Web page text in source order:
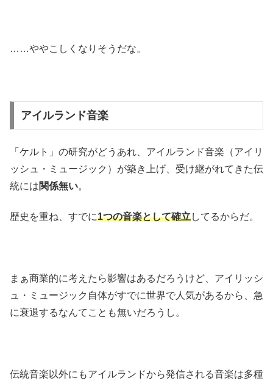
……ややこしくなりそうだな。
アイルランド音楽
「ケルト」の研究がどうあれ、アイルランド音楽（アイリ
ッシュ・ミュージック）が築き上げ、受け継がれてきた伝
統には関係無い。
歴史を重ね、すでに1つの音楽として確立してるからだ。
まぁ商業的に考えたら影響はあるだろうけど、アイリッシ
ュ・ミュージック自体がすでに世界で人気があるから、急
に衰退するなんてことも無いだろうし。
伝統音楽以外にもアイルランドから発信される音楽は多種